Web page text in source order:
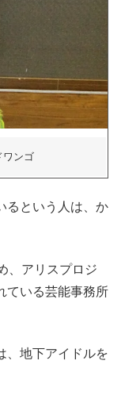
ワンゴ
るという人は、か
、アリスプロジ
ている芸能事務所
、地下アイドルを